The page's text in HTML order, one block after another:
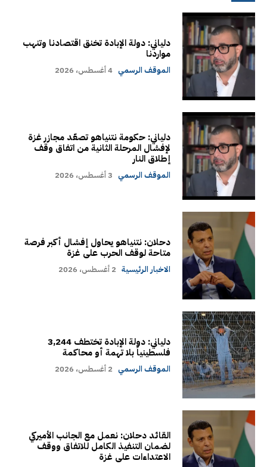
دلياني: دولة الإبادة تخنق اقتصادنا وتنهب
مواردنا
الموقف الرسمي 4 أغسطس، 2026
دلياني: حكومة نتنياهو تصعّد مجازر غزة
لإفشال المرحلة الثانية من اتفاق وقف
إطلاق النار
الموقف الرسمي 3 أغسطس، 2026
دحلان: نتنياهو يحاول إفشال أكبر فرصة
متاحة لوقف الحرب على غزة
الاخبار الرئيسية 2 أغسطس، 2026
دلياني: دولة الإبادة تختطف 3,244
فلسطينياً بلا تهمة أو محاكمة
الموقف الرسمي 2 أغسطس، 2026
القائد دحلان: نعمل مع الجانب الأميركي
لضمان التنفيذ الكامل للاتفاق ووقف
الاعتداءات على غزة